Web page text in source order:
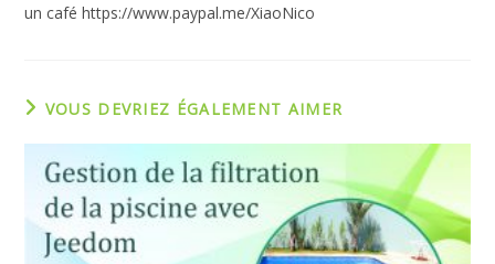
un café https://www.paypal.me/XiaoNico
VOUS DEVRIEZ ÉGALEMENT AIMER